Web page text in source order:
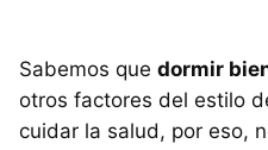
Sabemos que dormir
otros factores del estilo
cuidar la salud, por eso,